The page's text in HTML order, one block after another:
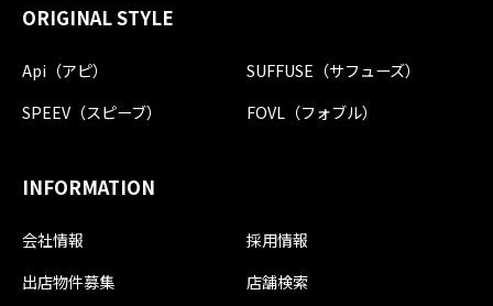
ORIGINAL STYLE
Api（アピ）
SUFFUSE（サフューズ）
SPEEV（スピーブ）
FOVL（フォブル）
INFORMATION
会社情報
採用情報
出店物件募集
店舗検索